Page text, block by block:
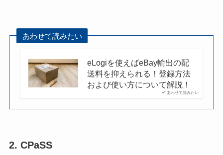
あわせて読みたい
あわせて読みたい
eLogiを使えばeBay輸出の配
送料を抑えられる！登録方法
および使い方について解説！
2. CPaSS